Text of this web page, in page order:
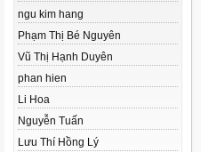
ngu kim hang
Phạm Thị Bé Nguyên
Vũ Thị Hạnh Duyên
phan hien
Li Hoa
Nguyễn Tuấn
Lưu Thí Hồng Lý